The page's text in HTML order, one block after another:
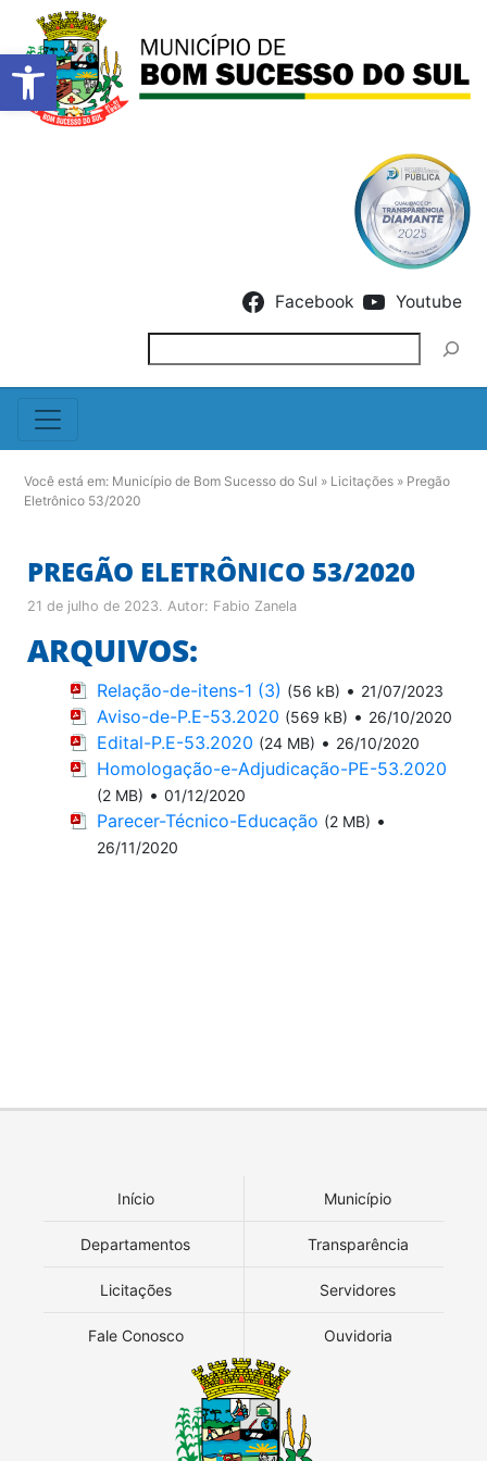
Barra de Ferramentas
Facebook Youtube
Você está em: Município de Bom Sucesso do Sul » Licitações » Pregão
Eletrônico 53/2020
PREGÃO ELETRÔNICO 53/2020
21 de julho de 2023. Autor: Fabio Zanela
ARQUIVOS:
Relação-de-itens-1 (3) (56 kB) • 21/07/2023
Aviso-de-P.E-53.2020 (569 kB) • 26/10/2020
Edital-P.E-53.2020 (24 MB) • 26/10/2020
Homologação-e-Adjudicação-PE-53.2020
(2 MB) • 01/12/2020
Parecer-Técnico-Educação (2 MB) •
26/11/2020
Início Município
Departamentos Transparência
Licitações Servidores
Fale Conosco Ouvidoria